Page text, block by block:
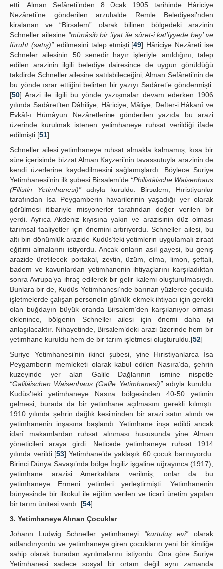
etti. Alman Sefâreti’nden 8 Ocak 1905 tarihinde Hâriciye
Nezâreti’ne gönderilen arzuhalde Remle Belediyesi’nden
kiralanan ve “Birsalem” olarak bilinen bölgedeki arazinin
Schneller ailesine “münâsib bir fiyat ile sûret-i kat’iyyede bey’ ve
füruht (satış)”edilmesini talep etmişti.[49] Hâriciye Nezâreti ise
Schneler ailesinin 50 senedir hayır işleriyle anıldığını, talep
edilen arazinin ilgili belediye dairesince de uygun görüldüğü
takdirde Schneller ailesine satılabileceğini, Alman Sefâreti’nin de
bu yönde ısrar ettiğini belirten bir yazıyı Sadâret’e göndermişti.
[50] Arazi ile ilgili bu yönde yazışmalar devam ederken 1906
yılında Sadâret’ten Dâhiliye, Hâriciye, Mâliye, Defter-i Hâkanî ve
Evkâf-ı Hümâyun Nezâretlerine gönderilen yazıda bu arazi
üzerinde kurulmak istenen yetimhaneye ruhsat verildiği ifade
edilmişti.[51]
Schneller ailesi yetimhaneye ruhsat almakla kalmamış, kısa bir
süre içerisinde bizzat Alman Kayzeri’nin tavassutuyla arazinin de
kendi üzerlerine kaydedilmesini sağlamışlardı. Böylece Suriye
Yetimhanesi’nin ilk şubesi Birsalem’de “Philistäische Waisenhaus
(Filistin Yetimhanesi)”adıyla kuruldu. Birsalem, Hıristiyanlar
tarafından İsa Peygamberin havarilerinin yaşadığı yer olarak
görülmesi itibariyle misyonerler tarafından değer verilen bir
yerdi. Ayrıca Akdeniz kıyısına yakın ve arazisinin düz olması
tarımsal faaliyetler için önemini artırıyordu. Schneller ailesi, bu
altı bin dönümlük arazide Kudüs’teki yetimlerin uygulamalı ziraat
eğitimi almalarını istiyordu. Ancak onların asıl gayesi, bu geniş
arazide üretilecek portakal, zeytin, üzüm, elma, limon, şeftali,
badem ve kavunlardan yetimhanenin ihtiyaçlarını karşıladıktan
sonra Avrupa’ya ihraç edilerek bir gelir kalemi oluşturulmasıydı.
Bunlara bir de, Kudüs Yetimhanesi’nde barınan yüzlerce çocukla
işletmelerde çalışan personelin günlük ekmek ihtiyacı için gerekli
olan buğdayın büyük oranda Birsalem’den karşılanıyor olması
eklenince, bölgenin Schneller ailesi için önemi daha iyi
anlaşılacaktır. Nihayetinde, Birsalem’deki arazi üzerinde hem bir
yetimhane kuruldu hem de bir tarım işletmesi oluşturuldu.[52]
Suriye Yetimhanesi’nin ikinci şubesi, yine Hıristiyanlarca İsa
Peygamberin memleketi olarak kabul edilen Nasıra’da, şehrin
kuzeyinde yer alan Galile Dağlarının ismine nispetle
“Galiläischen Waisenhaus (Galile Yetimhanesi)”adıyla kuruldu.
Kudüs’teki yetimhaneye Nasıra bölgesinden 40-50 yetimin
gelmesi, burada da bir yetimhane açılmasını gerekli kılmıştı.
1910 yılında şehrin dağlık kesiminden bir arazi satın alındı ve
yetimhanenin inşasına başlandı. Yetimhane inşa edildi ancak
idarî makamlardan ruhsat alınması hususunda yine Alman
yöneticileri araya girdi. Neticede yetimhaneye ruhsat 1914
yılında verildi.[53] Yetimhane’de yaklaşık 60 çocuk barınıyordu.
Birinci Dünya Savaşı’nda bölge İngiliz işgaline uğrayınca (1917),
yetimhane arazisi Amerkalılara verilmiş, onlar da bu
yetimhaneye Ermeni yetimleri yerleştirmişti. Yetimhanenin
bünyesinde bir ilkokul ile eğitim verilen ve ticarî üretim yapılan
bir tarım ünitesi vardı. [54]
3. Yetimhaneye Alınan Çocuklar
Johann Ludwig Schneller yetimhaneyi “kurtuluş evi” olarak
adlandırıyordu ve yetimhaneye giren çocukların yeni bir kimliğe
sahip olarak buradan ayrılmalarını istiyordu. Ona göre Suriye
Yetimhanesi sadece sosyal bir ortam değil aynı zamanda